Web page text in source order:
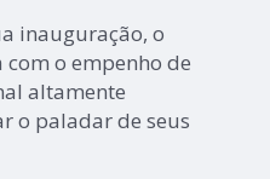
inauguração, o
o empenho de
altamente
o paladar de seus